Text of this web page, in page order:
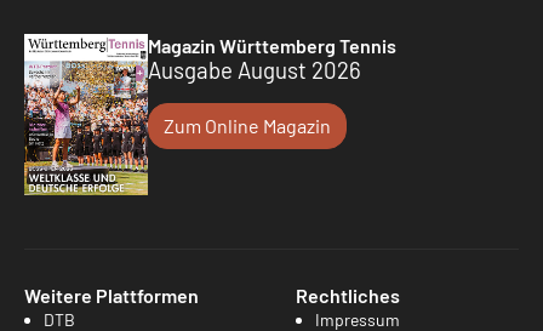
Magazin Württemberg Tennis
Ausgabe August 2026
Zum Online Magazin
Weitere Plattformen
DTB
Rechtliches
Impressum